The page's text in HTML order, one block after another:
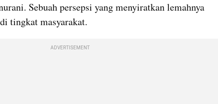
Sebuah persepsi yang menyiratkan lemahnya
tingkat masyarakat.
ADVERTISEMENT